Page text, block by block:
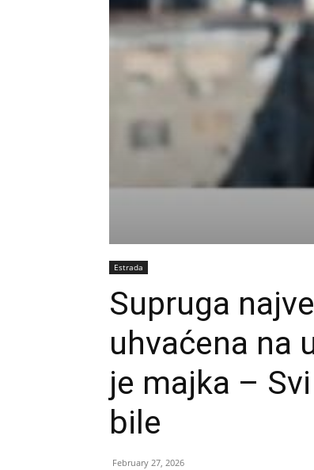
Estrada
Supruga
uhvaćena na
je majka –
bile
February 27, 2026